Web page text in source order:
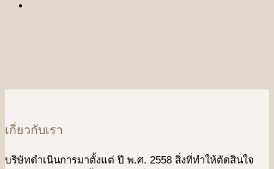
เกี่ยวกับเรา
บริษัทดําเนินการมาตั้งแต่ ปี พ.ศ. 2558 สิ่งที่ทำให้ตัดสินใจ